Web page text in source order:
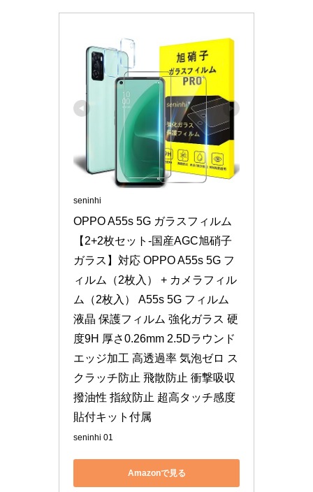
seninhi
OPPO A55s 5G ガラスフィルム
【2+2枚セット-国産AGC旭硝子
ガラス】対応 OPPO A55s 5G フ
ィルム（2枚入） + カメラフィル
ム（2枚入） A55s 5G フィルム
液晶 保護フィルム 強化ガラス 硬
度9H 厚さ0.26mm 2.5Dラウンド
エッジ加工 高透過率 気泡ゼロ ス
クラッチ防止 飛散防止 衝撃吸収
撥油性 指紋防止 超高タッチ感度
貼付キット付属
seninhi 01
Amazonで見る